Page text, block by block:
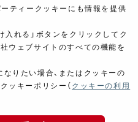
ーティークッキーにも情報を提供
入れる」ボタンをクリックしてク
ウェブサイトのすべての機能を
りたい場合、またはクッキーの
ッキーポリシー（ クッキーの利用